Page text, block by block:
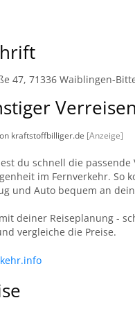
47, 71336 Waiblingen-
Verreisen
kraftstoffbilliger.de [Anzeige]
du schnell die
im Fernverkehr. So
und Auto bequem an
deiner Reiseplanung -
vergleiche die Preise.